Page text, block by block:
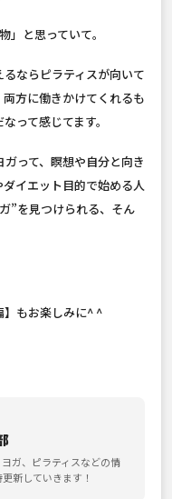
」と思っていて。
ならピラティスが向いて
方に働きかけてくれるも
って感じてます。
って、瞑想や自分と向き
イエット目的で始める人
”を見つけられる、そん
】もお楽しみに^ ^
ガ、ピラティスなどの情
新していきます！